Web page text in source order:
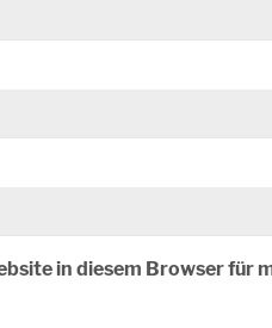
in diesem Browser für